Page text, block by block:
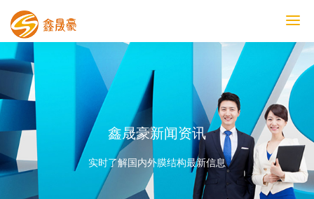
鑫晟豪首页
产品中心
工程案例
膜结构车棚
污水池反吊膜加盖
鑫晟豪资讯
关于鑫晟豪
联系鑫晟豪
鑫晟豪新闻资讯
实时了解国内外膜结构最新信息